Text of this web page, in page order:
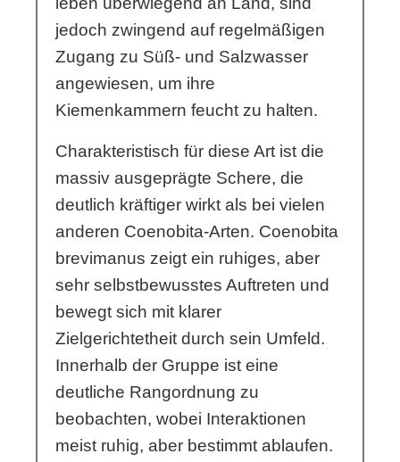
jedoch zwingend auf regelmäßigen
Zugang zu Süß- und Salzwasser
angewiesen, um ihre
Kiemenkammern feucht zu halten.
Charakteristisch für diese Art ist die
massiv ausgeprägte Schere, die
deutlich kräftiger wirkt als bei vielen
anderen Coenobita-Arten. Coenobita
brevimanus zeigt ein ruhiges, aber
sehr selbstbewusstes Auftreten und
bewegt sich mit klarer
Zielgerichtetheit durch sein Umfeld.
Innerhalb der Gruppe ist eine
deutliche Rangordnung zu
beobachten, wobei Interaktionen
meist ruhig, aber bestimmt ablaufen.